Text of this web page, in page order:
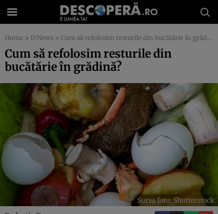
Home » D:News » Cum să refolosim resturile din bucătărie în grădină?
Cum să refolosim resturile din
bucătărie în grădină?
Sursa foto: Shutterstock